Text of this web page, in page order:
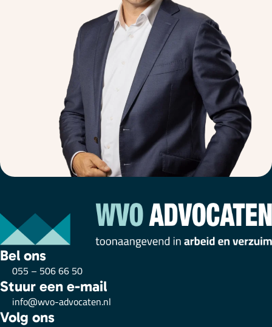
Bel ons
055 – 506 66 50
Stuur een e-mail
info@wvo-advocaten.nl
Volg ons